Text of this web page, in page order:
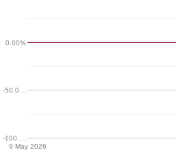
9 May 2026
-100.…
-50.0…
0.00%